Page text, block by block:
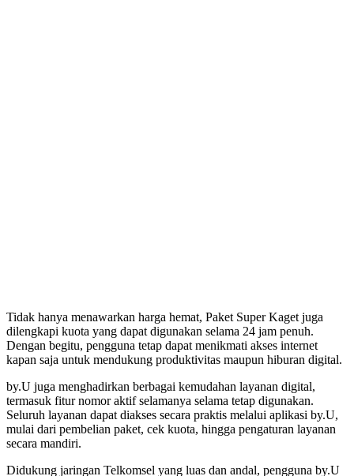
Tidak hanya menawarkan harga hemat, Paket Super Kaget juga
dilengkapi kuota yang dapat digunakan selama 24 jam penuh.
Dengan begitu, pengguna tetap dapat menikmati akses internet
kapan saja untuk mendukung produktivitas maupun hiburan digital.
by.U juga menghadirkan berbagai kemudahan layanan digital,
termasuk fitur nomor aktif selamanya selama tetap digunakan.
Seluruh layanan dapat diakses secara praktis melalui aplikasi by.U,
mulai dari pembelian paket, cek kuota, hingga pengaturan layanan
secara mandiri.
Didukung jaringan Telkomsel yang luas dan andal, pengguna by.U